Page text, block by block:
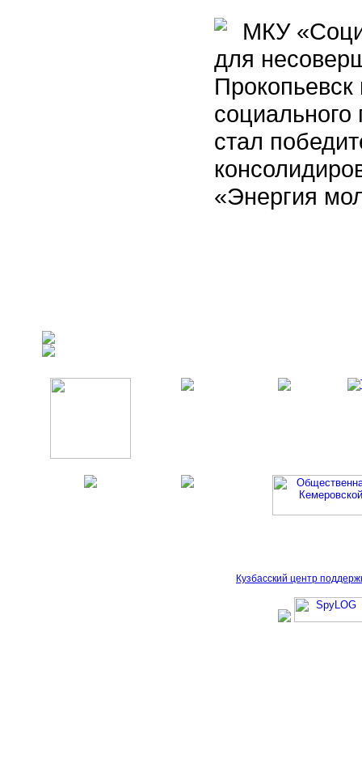
МКУ
для
социального
стал
«Энергия
Кузбасский центр